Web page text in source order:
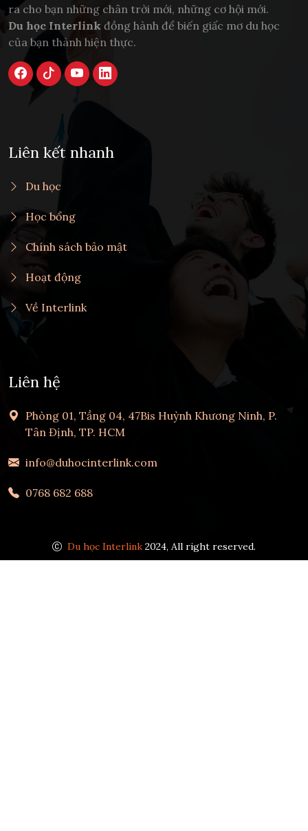
ra cho bạn những chân trời mới, những cơ hội mới.
Du học Interlink đồng hành để biến giấc mơ du học
của bạn thành hiện thực.
Liên kết nhanh
Du học
Học bổng
Chính sách bảo mật
Hoạt động
Về Interlink
Liên hệ
Phòng 01, Tầng 04, 47Bis Huỳnh Khương Ninh, P.
Tân Định, TP. HCM
info@duhocinterlink.com
0768 682 688
Du học Interlink 2024, All right reserved.